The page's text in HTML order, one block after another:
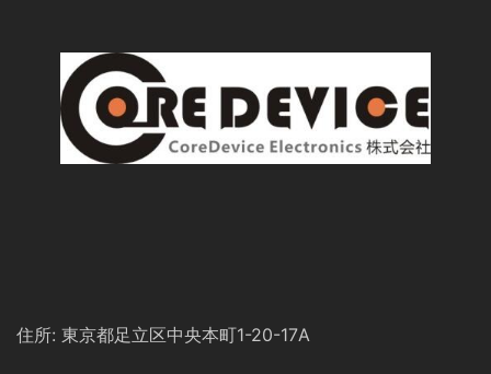
住所: 東京都足立区中央本町1-20-17A